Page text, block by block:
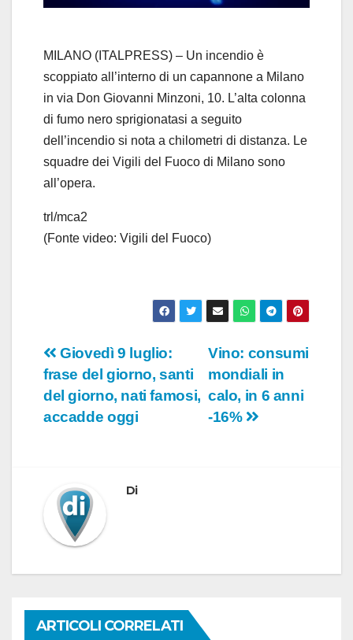
y
V
i
d
o
MILANO (ITALPRESS) – Un incendio è
scoppiato all’interno di un capannone a Milano
in via Don Giovanni Minzoni, 10. L’alta colonna
di fumo nero sprigionatasi a seguito
dell’incendio si nota a chilometri di distanza. Le
squadre dei Vigili del Fuoco di Milano sono
all’opera.
trl/mca2
(Fonte video: Vigili del Fuoco)
Navigazione
articoli
Vino: consumi
mondiali in
calo, in 6 anni
-16%
Giovedì 9 luglio:
frase del giorno, santi
del giorno, nati famosi,
accadde oggi
Di
ARTICOLI CORRELATI